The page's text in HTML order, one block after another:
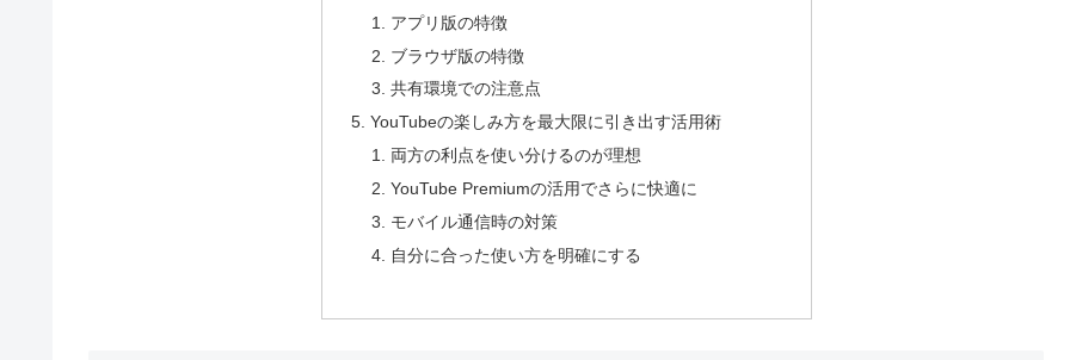
アプリ版の特徴
ブラウザ版の特徴
共有環境での注意点
YouTubeの楽しみ方を最大限に引き出す活用術
両方の利点を使い分けるのが理想
YouTube Premiumの活用でさらに快適に
モバイル通信時の対策
自分に合った使い方を明確にする